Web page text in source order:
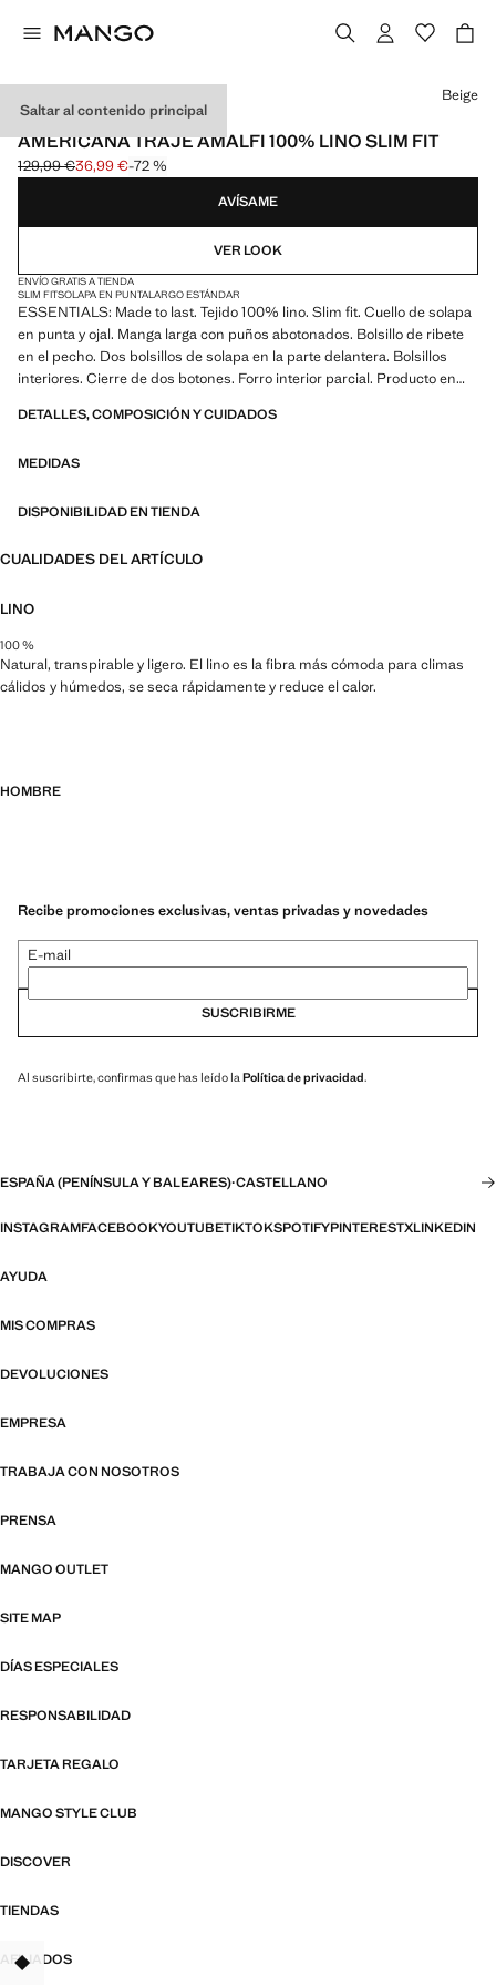
Saltar al contenido principal
ESSENTIALS
AMERICANA TRAJE AMALFI 100% LINO SLIM FIT
Precio inicial tachado [129,99 € ]
129,99 €
Precio actual [36,99 € ]
36,99 €-72 %
Selecciona un color
Beige
AVÍSAME
VER LOOK
ENVÍO GRATIS A TIENDA
SLIM FITSOLAPA EN PUNTALARGO ESTÁNDAR
ESSENTIALS: Made to last. Tejido 100% lino. Slim fit. Cuello de solapa
en punta y ojal. Manga larga con puños abotonados. Bolsillo de ribete
en el pecho. Dos bolsillos de solapa en la parte delantera. Bolsillos
interiores. Cierre de dos botones. Forro interior parcial. Producto en
calidad añadiendo nuevas pruebas de resistencia a nuestras prendas.
más durables, versátiles y atemporales
DETALLES, COMPOSICIÓN Y CUIDADOS
MEDIDAS
DISPONIBILIDAD EN TIENDA
CUALIDADES DEL ARTÍCULO
LINO
100 %
Natural, transpirable y ligero. El lino es la fibra más cómoda para climas
cálidos y húmedos, se seca rápidamente y reduce el calor.
HOMBRE
Recibe promociones exclusivas, ventas privadas y novedades
E-mail
SUSCRIBIRME
Al suscribirte, confirmas que has leído laPolítica de privacidad.
ESPAÑA (PENÍNSULA Y BALEARES)·CASTELLANO
INSTAGRAMFACEBOOKYOUTUBETIKTOKSPOTIFYPINTERESTXLINKEDIN
AYUDA
MIS COMPRAS
DEVOLUCIONES
EMPRESA
TRABAJA CON NOSOTROS
PRENSA
MANGO OUTLET
SITE MAP
DÍAS ESPECIALES
RESPONSABILIDAD
TARJETA REGALO
MANGO STYLE CLUB
DISCOVER
TIENDAS
AFILIADOS